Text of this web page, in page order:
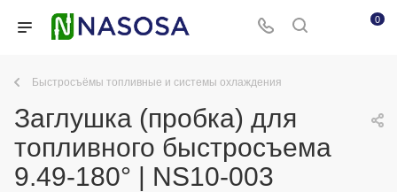
0
Быстросъёмы топливные и системы охлаждения
Заглушка (пробка) для
топливного быстросъема
9.49-180° | NS10-003